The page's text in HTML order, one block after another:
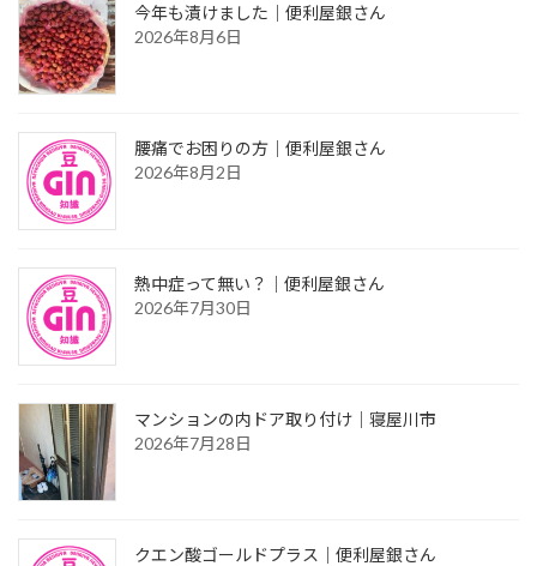
今年も漬けました｜便利屋銀さん
2026年8月6日
腰痛でお困りの方｜便利屋銀さん
2026年8月2日
熱中症って無い？｜便利屋銀さん
2026年7月30日
マンションの内ドア取り付け｜寝屋川市
2026年7月28日
クエン酸ゴールドプラス｜便利屋銀さん